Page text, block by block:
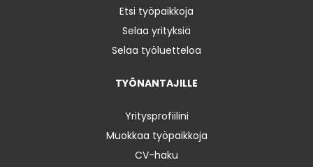
Etsi työpaikkoja
Selaa yrityksiä
Selaa työluetteloa
TYÖNANTAJILLE
Yritysprofiilini
Muokkaa työpaikkoja
CV-haku